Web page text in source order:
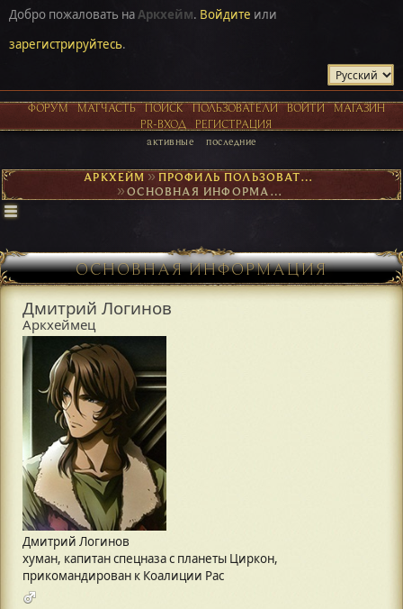
Добро пожаловать наАркхейм. Войдите или
зарегистрируйтесь.
ФОРУМ МАТЧАСТЬ ПОИСК ПОЛЬЗОВАТЕЛИ ВОЙТИ
МАГАЗИН
PR-ВХОД
РЕГИСТРАЦИЯ
активные последние
АРКХЕЙМ► ПРОФИЛЬ ПОЛЬЗОВАТЕЛЯ ДМИТРИЙ ЛОГИНОВ
► ОСНОВНАЯ ИНФОРМАЦИЯ
ОСНОВНАЯ ИНФОРМАЦИЯ
Дмитрий Логинов
Аркхеймец
Дмитрий Логинов
хуман, капитан спецназа с планеты Циркон,
прикомандирован к Коалиции Рас